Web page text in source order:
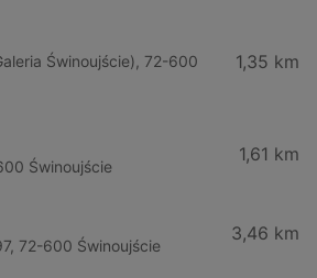
Świnoujście), 72-600
1,35 km
Świnoujście
1,61 km
72-600 Świnoujście
3,46 km